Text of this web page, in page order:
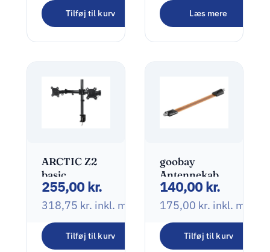
Tilføj til kurv
M Headset
Holder
/ headsets
160,00kr.
200,00kr.inkl. moms
Læs mere
ARCTIC Z2
basic
Monteringssæt
2 skærme
13″-27″
255,00 kr.
318,75 kr. inkl. moms
Tilføj til kurv
goobay
Antennekabel
52cm
140,00 kr.
175,00 kr. inkl. moms
Tilføj til kurv